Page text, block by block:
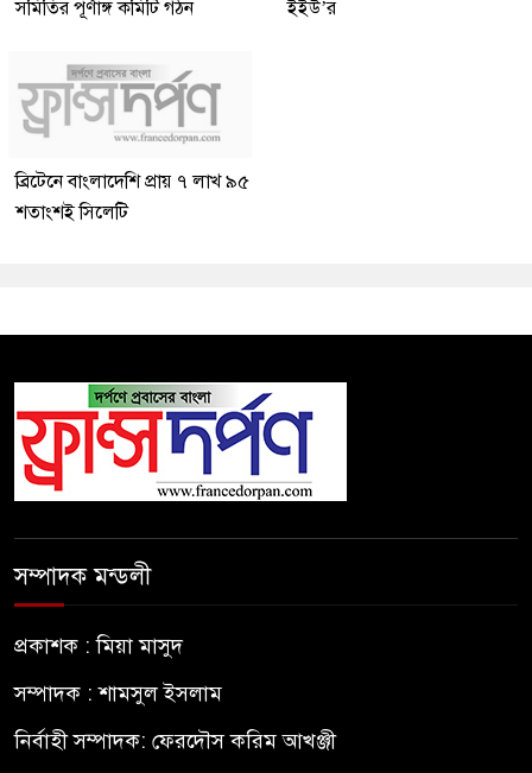
সমিতির পূর্ণাঙ্গ কমিটি গঠন
ইইউ’র
ব্রিটেনে বাংলাদেশি প্রায় ৭ লাখ ৯৫
শতাংশই সিলেটি
সম্পাদক মন্ডলী
প্রকাশক : মিয়া মাসুদ
সম্পাদক : শামসুল ইসলাম
নির্বাহী সম্পাদক: ফেরদৌস করিম আখঞ্জী